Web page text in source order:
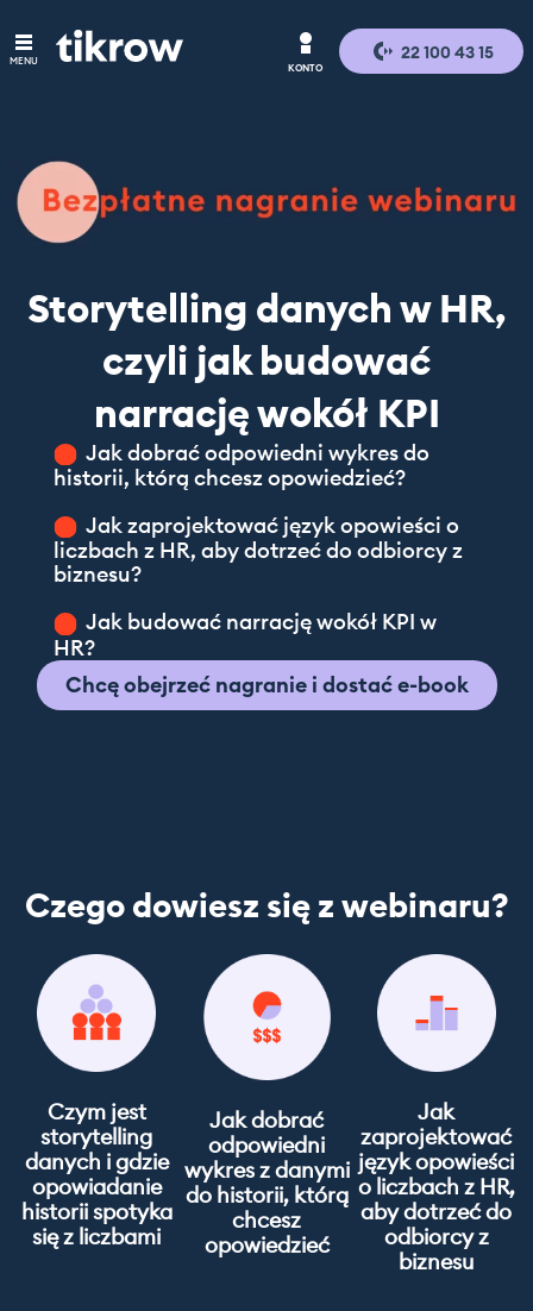
MENU
KONTO
22 100 43 15
Dla szukających pracy
Blog
Kontakt dla firm
Kontakt dla pracownika
Moje konto
Moje konto
Rejestracja
Logowanie
Dla firmy
Rejestracja
Storytelling danych w HR,
czyli jak budować
narrację wokół KPI
Jak dobrać odpowiedni wykres do
historii, którą chcesz opowiedzieć?
Jak zaprojektować język opowieści o
liczbach z HR, aby dotrzeć do odbiorcy z
biznesu?
Jak budować narrację wokół KPI w
HR?
Chcę obejrzeć nagranie i dostać e-book
Czego dowiesz się z webinaru?
Czym jest
storytelling
danych i gdzie
opowiadanie
historii spotyka
się z liczbami
Jak dobrać
odpowiedni
wykres z danymi
do historii, którą
chcesz
opowiedzieć
Jak
zaprojektować
język opowieści
o liczbach z HR,
aby dotrzeć do
odbiorcy z
biznesu